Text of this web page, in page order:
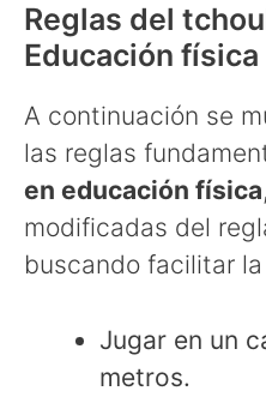
Reglas del
Educación física
A continuación se
las reglas
en educación física
modificadas del
buscando facilitar
Jugar en un
metros.